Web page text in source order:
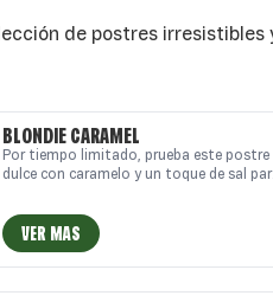
de postres
BLONDIE CARAMEL
Por tiempo limitado, prueba este postre
dulce con caramelo y un toque de sal para
VER MAS